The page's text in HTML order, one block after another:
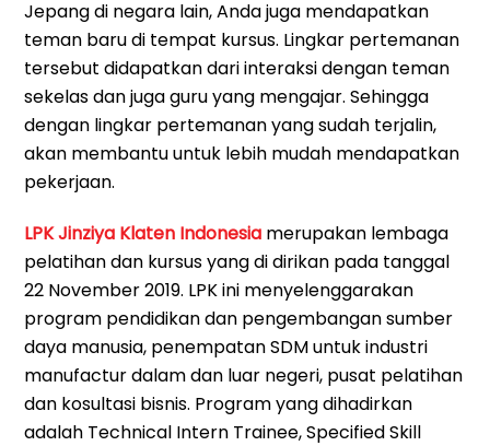
Jepang di negara lain, Anda juga mendapatkan
teman baru di tempat kursus. Lingkar pertemanan
tersebut didapatkan dari interaksi dengan teman
sekelas dan juga guru yang mengajar. Sehingga
dengan lingkar pertemanan yang sudah terjalin,
akan membantu untuk lebih mudah mendapatkan
pekerjaan.
LPK Jinziya Klaten Indonesia merupakan lembaga
pelatihan dan kursus yang di dirikan pada tanggal
22 November 2019. LPK ini menyelenggarakan
program pendidikan dan pengembangan sumber
daya manusia, penempatan SDM untuk industri
manufactur dalam dan luar negeri, pusat pelatihan
dan kosultasi bisnis. Program yang dihadirkan
adalah Technical Intern Trainee, Specified Skill